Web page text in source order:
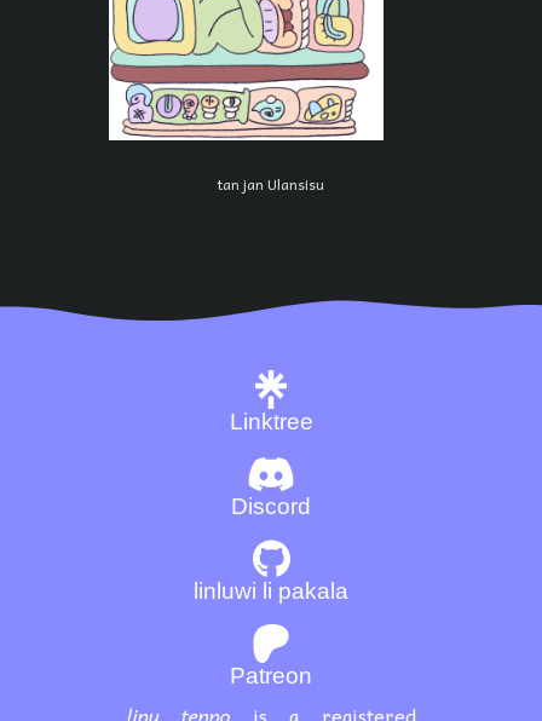
tan jan Ulansisu
Discord
Linktree
Patreon
linluwi li pakala